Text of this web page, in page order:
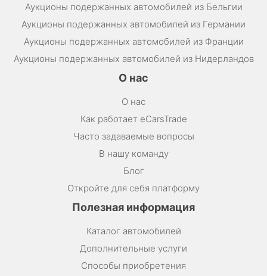
Аукционы подержанных автомобилей из Бельгии
Аукционы подержанных автомобилей из Германии
Аукционы подержанных автомобилей из Франции
Аукционы подержанных автомобилей из Нидерландов
О нас
О нас
Как работает eCarsTrade
Часто задаваемые вопросы
В нашу команду
Блог
Откройте для себя платформу
Полезная информация
Каталог автомобилей
Дополнительные услуги
Способы приобретения